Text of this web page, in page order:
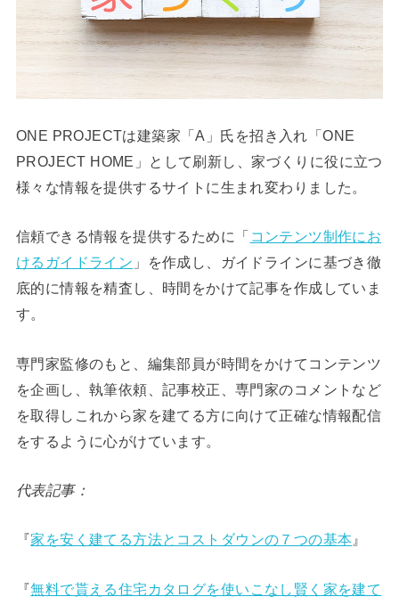
ONE PROJECTは建築家「A」氏を招き入れ「ONE
PROJECT HOME」として刷新し、家づくりに役に立つ
様々な情報を提供するサイトに生まれ変わりました。
信頼できる情報を提供するために「 コンテンツ制作にお
けるガイドライン 」を作成し、ガイドラインに基づき徹
底的に情報を精査し、時間をかけて記事を作成していま
す。
専門家監修のもと、編集部員が時間をかけてコンテンツ
を企画し、執筆依頼、記事校正、専門家のコメントなど
を取得しこれから家を建てる方に向けて正確な情報配信
をするように心がけています。
代表記事：
『家を安く建てる方法とコストダウンの７つの基本 』
『無料で貰える住宅カタログを使いこなし賢く家を建て